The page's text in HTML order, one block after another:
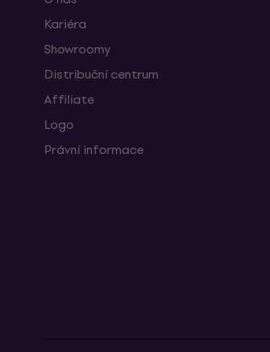
Kariéra
Showroomy
Distribuční centrum
Affiliate
Logo
Právní informace